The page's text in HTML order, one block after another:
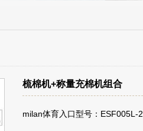
梳棉机+称量充棉机组合
milan体育入口型号：ESF005L-2